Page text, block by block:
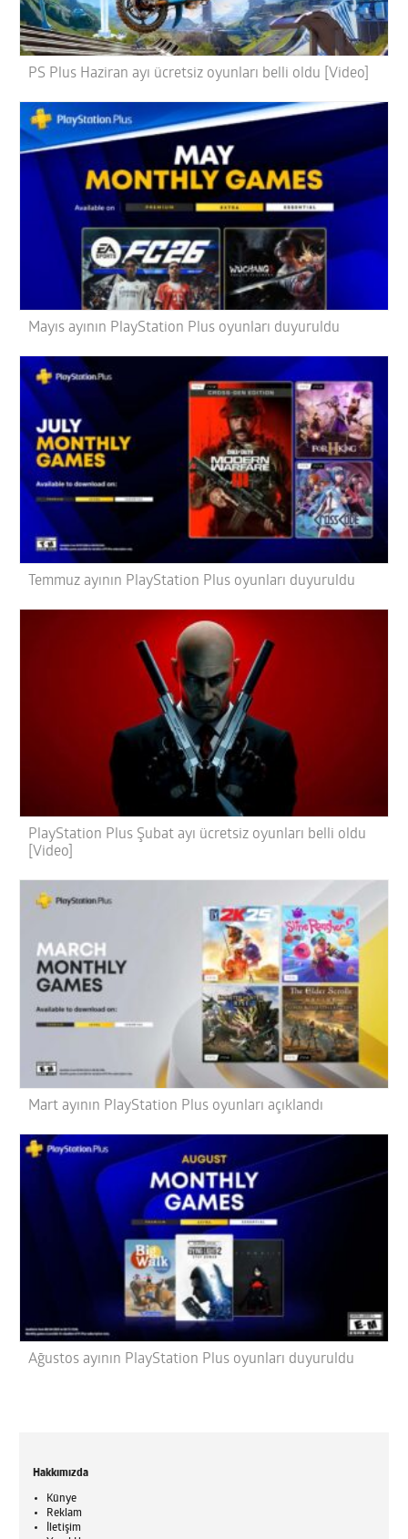
PS Plus Haziran ayı ücretsiz oyunları belli oldu [Video]
Mayıs ayının PlayStation Plus oyunları duyuruldu
Temmuz ayının PlayStation Plus oyunları duyuruldu
PlayStation Plus Şubat ayı ücretsiz oyunları belli oldu
[Video]
Mart ayının PlayStation Plus oyunları açıklandı
Ağustos ayının PlayStation Plus oyunları duyuruldu
Hakkımızda
Künye
Reklam
İletişim